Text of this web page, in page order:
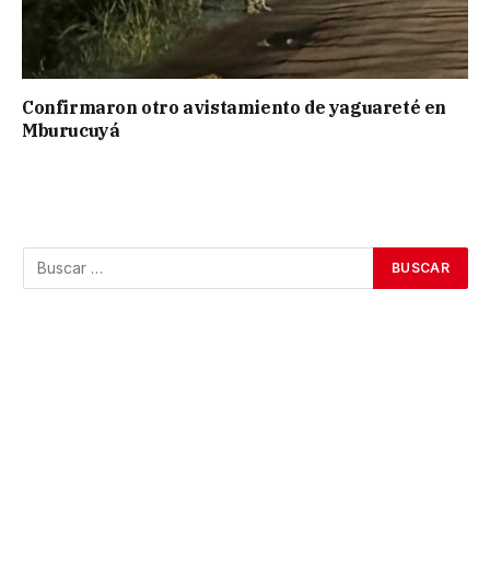
Confirmaron otro avistamiento de yaguareté en
Mburucuyá